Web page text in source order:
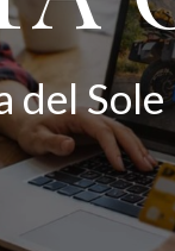
del Sole